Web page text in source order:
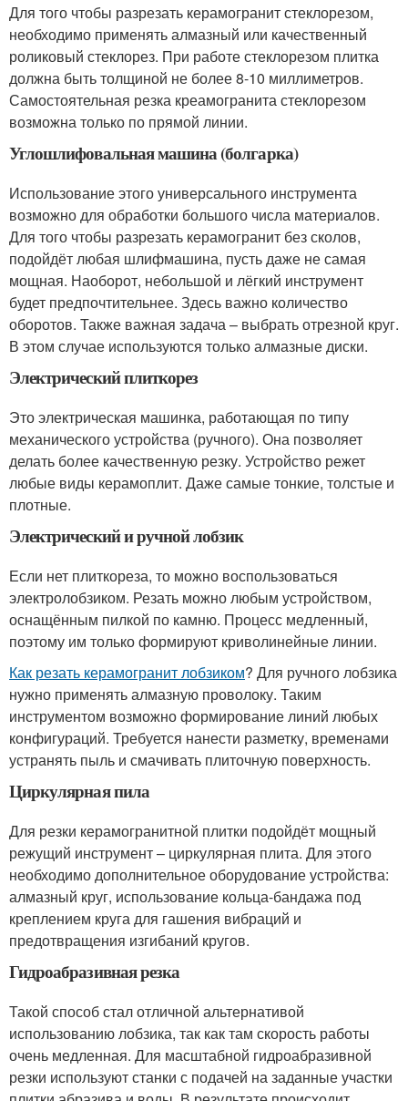
Для того чтобы разрезать керамогранит стеклорезом,
необходимо применять алмазный или качественный
роликовый стеклорез. При работе стеклорезом плитка
должна быть толщиной не более 8-10 миллиметров.
Самостоятельная резка креамогранита стеклорезом
возможна только по прямой линии.
Углошлифовальная машина (болгарка)
Использование этого универсального инструмента
возможно для обработки большого числа материалов.
Для того чтобы разрезать керамогранит без сколов,
подойдёт любая шлифмашина, пусть даже не самая
мощная. Наоборот, небольшой и лёгкий инструмент
будет предпочтительнее. Здесь важно количество
оборотов. Также важная задача – выбрать отрезной круг.
В этом случае используются только алмазные диски.
Электрический плиткорез
Это электрическая машинка, работающая по типу
механического устройства (ручного). Она позволяет
делать более качественную резку. Устройство режет
любые виды керамоплит. Даже самые тонкие, толстые и
плотные.
Электрический и ручной лобзик
Если нет плиткореза, то можно воспользоваться
электролобзиком. Резать можно любым устройством,
оснащённым пилкой по камню. Процесс медленный,
поэтому им только формируют криволинейные линии.
Как резать керамогранит лобзиком? Для ручного лобзика
нужно применять алмазную проволоку. Таким
инструментом возможно формирование линий любых
конфигураций. Требуется нанести разметку, временами
устранять пыль и смачивать плиточную поверхность.
Циркулярная пила
Для резки керамогранитной плитки подойдёт мощный
режущий инструмент – циркулярная плита. Для этого
необходимо дополнительное оборудование устройства:
алмазный круг, использование кольца-бандажа под
креплением круга для гашения вибраций и
предотвращения изгибаний кругов.
Гидроабразивная резка
Такой способ стал отличной альтернативой
использованию лобзика, так как там скорость работы
очень медленная. Для масштабной гидроабразивной
резки используют станки с подачей на заданные участки